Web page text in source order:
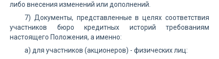
либо внесения изменений или дополнений.
7) Документы, представленные в целях соответствия
участников бюро кредитных историй требованиям
настоящего Положения, а именно:
a) для участников (акционеров) - физических лиц: